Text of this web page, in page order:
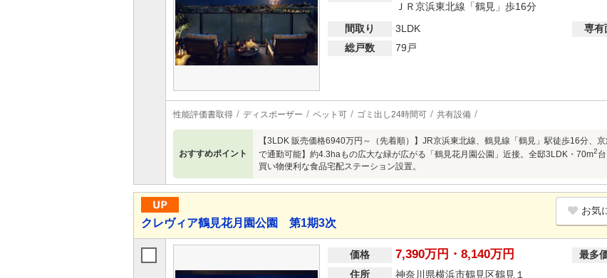
ＪＲ京浜東北線「鶴見」歩16分
間取り
3LDK 専有
総戸数 79戸
性能評価書取得 ディスポーザー ペット可 ゴミ出し24時間可 共有設備
おすすめポイント
【3LDK 販売価格6940万円～（先着順）】JR京浜東北線、鶴見線「鶴見」駅徒歩16分、
で通勤可能】約4.3haもの広大な緑が広がる「鶴見花月園公園」近接。全邸3LDK・70m2
買い物便利な食品宅配ステーション設置。
クレヴィア鶴見花月園公園 第1期3次
お気
価格 7,390万円・8,140万円 最多
住所
神奈川県横浜市鶴見区鶴見１